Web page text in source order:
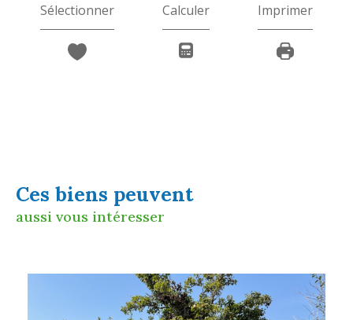
Sélectionner Calculer Imprimer
Ces biens peuvent
aussi vous intéresser